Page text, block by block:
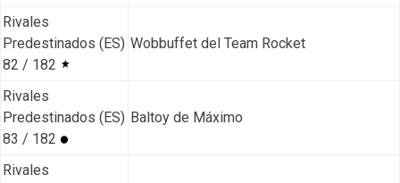
Rivales
Predestinados (ES)
82 / 182
Wobbuffet del Team Rocket
Rivales
Predestinados (ES)
83 / 182
Baltoy de Máximo
Rivales